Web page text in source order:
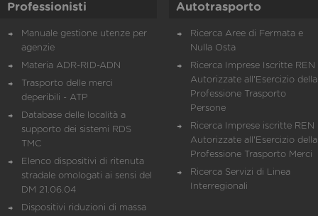
Professionisti
Manuale gestione utenze per
agenzie
Materia ADR-RID-ADN
Trasporto delle merci
deperibili - ATP
Database delle località a
supporto dei sistemi RDS
TMC
Elenco dispositivi di ritenuta
stradale omologati ai sensi del
DM 21.06.04
Dispositivi riduzioni di massa
Autotrasporto
Ricerca Aree di Fermata e
Nulla Osta
Ricerca Imprese Iscritte REN
Autorizzate all'Esercizio della
Professione Trasporto
Persone
Ricerca Imprese iscritte REN
Autorizzate all'Esercizio della
Professione Trasporto Merci
Ricerca Servizi di Linea
Interregionali